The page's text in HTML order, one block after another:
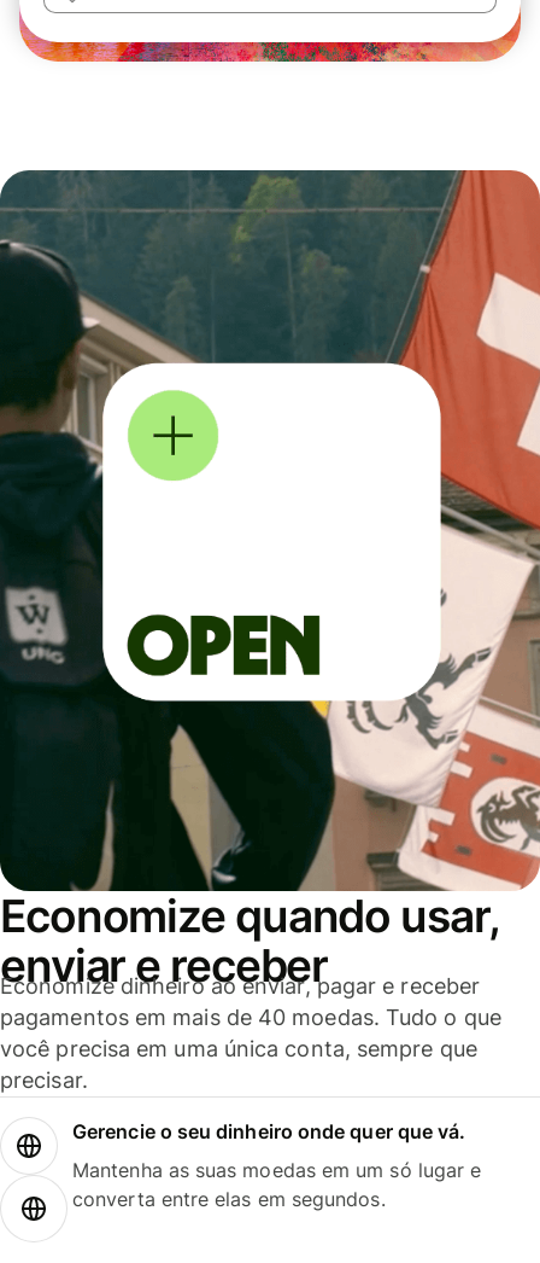
Economize quando usar,
enviar e receber
Economize dinheiro ao enviar, pagar e receber
pagamentos em mais de 40 moedas. Tudo o que
você precisa em uma única conta, sempre que
precisar.
Gerencie o seu dinheiro onde quer que vá.
Mantenha as suas moedas em um só lugar e
converta entre elas em segundos.